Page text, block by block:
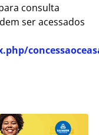
consulta
ser acessados